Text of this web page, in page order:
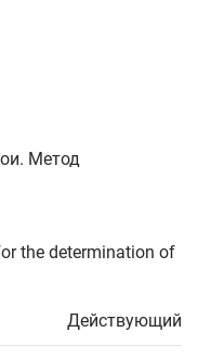
Метод
the determination of
Действующий